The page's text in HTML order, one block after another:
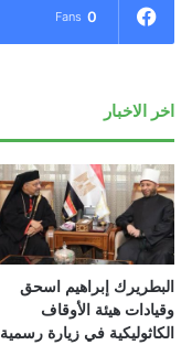
0
Fans
اخر الاخبار
البطريرك إبراهيم اسحق
وقيادات هيئة الأوقاف
الكاثوليكية في زيارة رسمية